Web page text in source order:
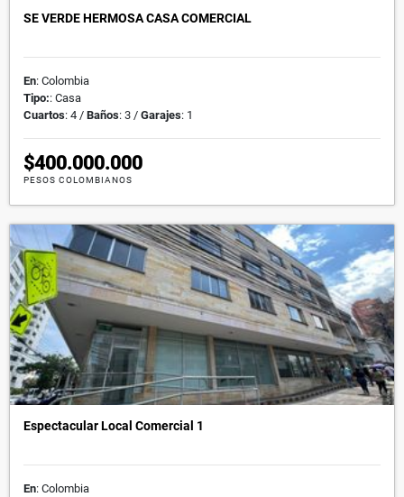
SE VERDE HERMOSA CASA COMERCIAL
En: Colombia
Tipo:: Casa
Cuartos: 4 / Baños: 3 / Garajes: 1
$400.000.000
PESOS COLOMBIANOS
Espectacular Local Comercial 1
En: Colombia